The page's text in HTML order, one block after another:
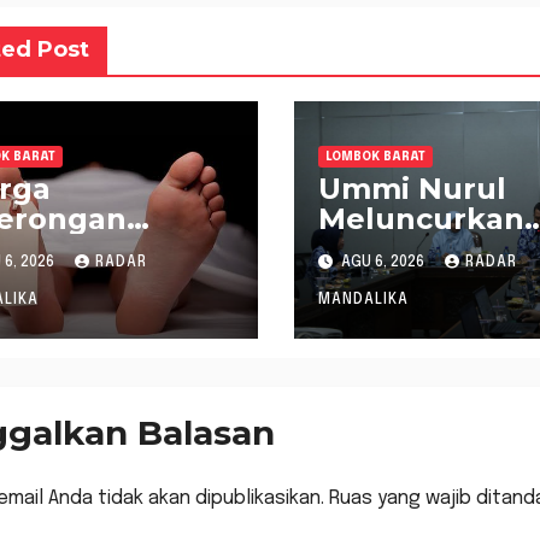
Post
BARAT
saat
Ikan di
6, 2026 RADAR
LOMBOK BARAT
Ummi Nurul
Meluncurkan
Gerakan
Menanam
Tangani
AGU 6, 2026 RADAR
MANDALIKA
Balasan
Anda tidak akan dipublikasikan. Ruas yang wajib